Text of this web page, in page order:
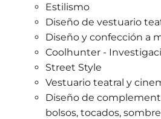
Estilismo
Diseño de vestuario
Diseño y confección a
Coolhunter -
Street Style
Vestuario teatral y
Diseño de
bolsos, tocados,